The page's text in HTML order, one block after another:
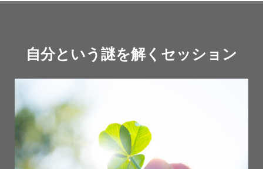
自分という謎を解くセッション